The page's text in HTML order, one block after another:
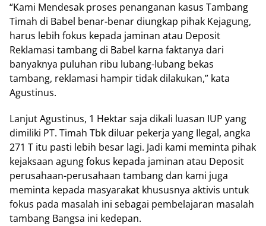
“Kami Mendesak proses penanganan kasus Tambang
Timah di Babel benar-benar diungkap pihak Kejagung,
harus lebih fokus kepada jaminan atau Deposit
Reklamasi tambang di Babel karna faktanya dari
banyaknya puluhan ribu lubang-lubang bekas
tambang, reklamasi hampir tidak dilakukan,” kata
Agustinus.
Lanjut Agustinus, 1 Hektar saja dikali luasan IUP yang
dimiliki PT. Timah Tbk diluar pekerja yang Ilegal, angka
271 T itu pasti lebih besar lagi. Jadi kami meminta pihak
kejaksaan agung fokus kepada jaminan atau Deposit
perusahaan-perusahaan tambang dan kami juga
meminta kepada masyarakat khususnya aktivis untuk
fokus pada masalah ini sebagai pembelajaran masalah
tambang Bangsa ini kedepan.